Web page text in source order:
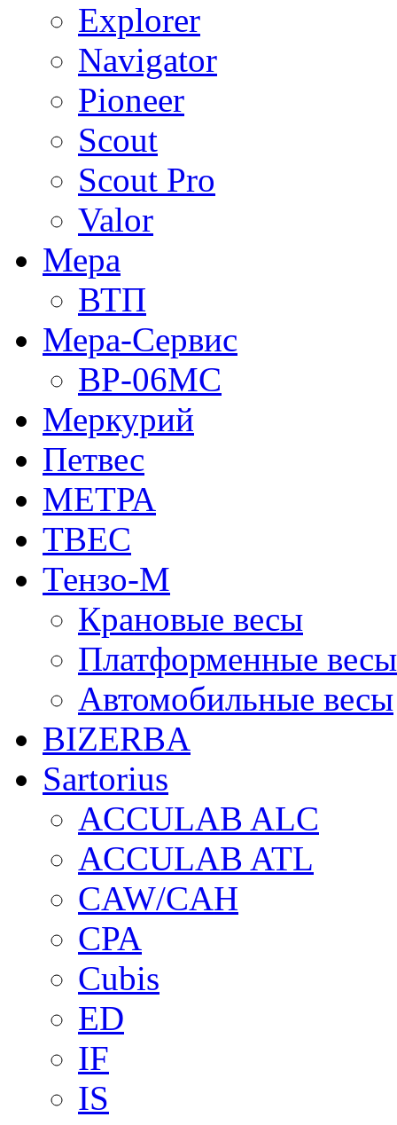
Explorer
Navigator
Pioneer
Scout
Scout Pro
Valor
Мера
ВТП
Мера-Сервис
ВР-06МС
Меркурий
Петвес
МЕТРА
ТВЕС
Тензо-М
Крановые весы
Платформенные весы
Автомобильные весы
BIZERBA
Sartorius
ACCULAB ALC
ACCULAB ATL
CAW/CAH
CPA
Cubis
ED
IF
IS